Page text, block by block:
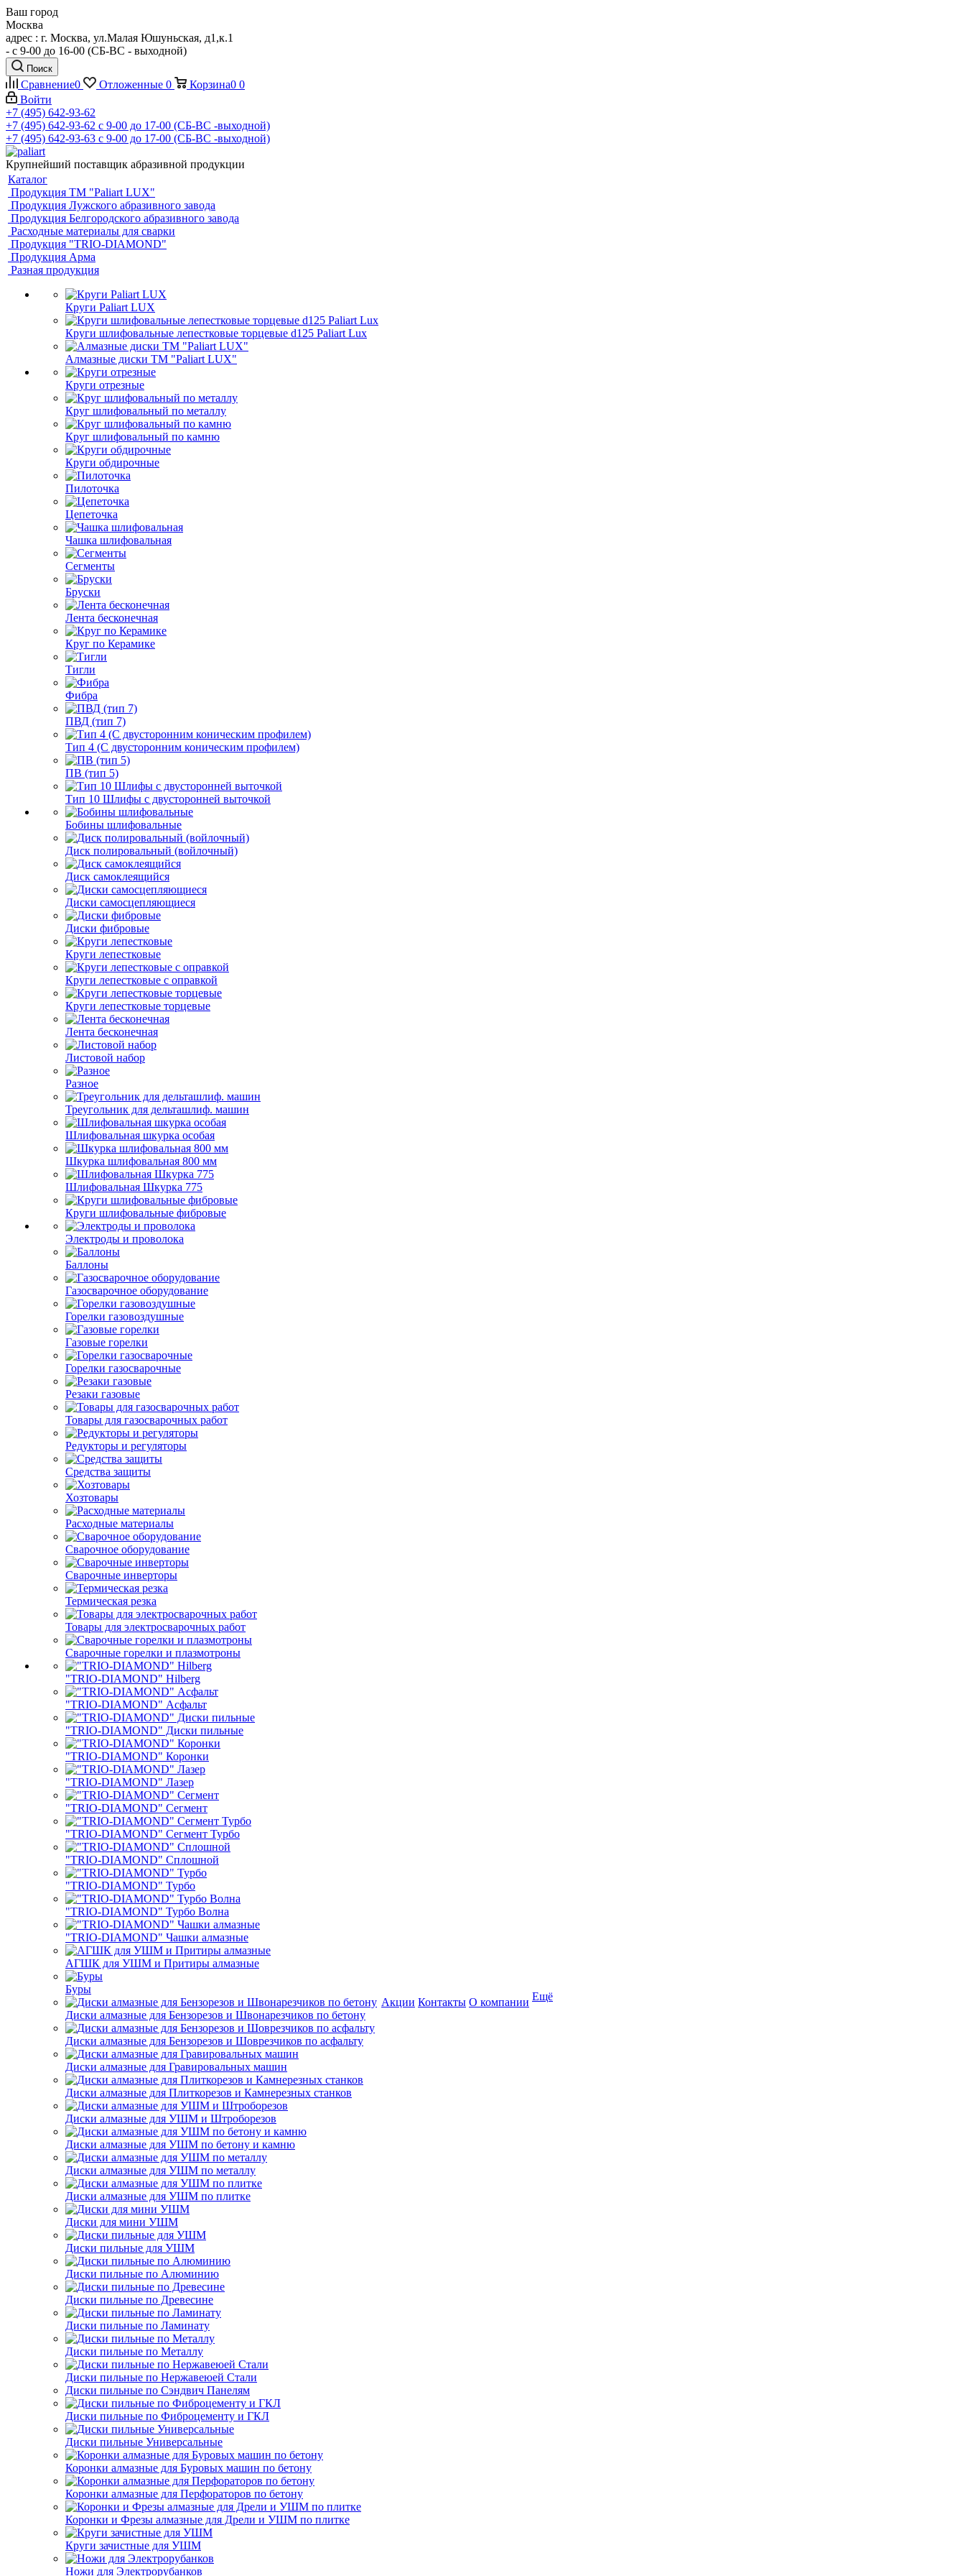
Ваш город
Москва
адрес : г. Москва, ул.Малая Юшуньская, д1,к.1
- c 9-00 до 16-00 (СБ-ВС - выходной)
Поиск
Сравнение0 Отложенные 0 Корзина0 0
Войти
+7 (495) 642-93-62
+7 (495) 642-93-62 c 9-00 до 17-00 (СБ-ВС -выходной)
+7 (495) 642-93-63 c 9-00 до 17-00 (СБ-ВС -выходной)
Крупнейший поставщик абразивной продукции
Каталог
Продукция ТМ "Paliart LUX"
Продукция Лужского абразивного завода
Продукция Белгородского абразивного завода
Расходные материалы для сварки
Продукция "TRIO-DIAMOND"
Продукция Арма
Разная продукция
Круги Paliart LUX
Круги шлифовальные лепестковые торцевые d125 Paliart Lux
Алмазные диски ТМ "Paliart LUX"
Круги отрезные
Круг шлифовальный по металлу
Круг шлифовальный по камню
Круги обдирочные
Пилоточка
Цепеточка
Чашка шлифовальная
Сегменты
Бруски
Лента бесконечная
Круг по Керамике
Тигли
Фибра
ПВД (тип 7)
Тип 4 (С двусторонним коническим профилем)
ПВ (тип 5)
Тип 10 Шлифы с двусторонней выточкой
Бобины шлифовальные
Диск полировальный (войлочный)
Диск самоклеящийся
Диски самосцепляющиеся
Диски фибровые
Круги лепестковые
Круги лепестковые с оправкой
Круги лепестковые торцевые
Лента бесконечная
Листовой набор
Разное
Треугольник для дельташлиф. машин
Шлифовальная шкурка особая
Шкурка шлифовальная 800 мм
Шлифовальная Шкурка 775
Круги шлифовальные фибровые
Электроды и проволока
Баллоны
Газосварочное оборудование
Горелки газовоздушные
Газовые горелки
Горелки газосварочные
Резаки газовые
Товары для газосварочных работ
Редукторы и регуляторы
Средства защиты
Хозтовары
Расходные материалы
Сварочное оборудование
Сварочные инверторы
Термическая резка
Товары для электросварочных работ
Сварочные горелки и плазмотроны
"TRIO-DIAMOND" Hilberg
"TRIO-DIAMOND" Асфальт
"TRIO-DIAMOND" Диски пильные
"TRIO-DIAMOND" Коронки
"TRIO-DIAMOND" Лазер
"TRIO-DIAMOND" Сегмент
"TRIO-DIAMOND" Сегмент Турбо
"TRIO-DIAMOND" Сплошной
"TRIO-DIAMOND" Турбо
"TRIO-DIAMOND" Турбо Волна
"TRIO-DIAMOND" Чашки алмазные
АГШК для УШМ и Притиры алмазные
Буры
Диски алмазные для Бензорезов и Швонарезчиков по бетону
Диски алмазные для Бензорезов и Шоврезчиков по асфальту
Диски алмазные для Гравировальных машин
Диски алмазные для Плиткорезов и Камнерезных станков
Диски алмазные для УШМ и Штроборезов
Диски алмазные для УШМ по бетону и камню
Диски алмазные для УШМ по металлу
Диски алмазные для УШМ по плитке
Диски для мини УШМ
Диски пильные для УШМ
Диски пильные по Алюминию
Диски пильные по Древесине
Диски пильные по Ламинату
Диски пильные по Металлу
Диски пильные по Нержавеюей Стали
Диски пильные по Сэндвич Панелям
Диски пильные по Фиброцементу и ГКЛ
Диски пильные Универсальные
Коронки алмазные для Буровых машин по бетону
Коронки алмазные для Перфораторов по бетону
Коронки и Фрезы алмазные для Дрели и УШМ по плитке
Круги зачистные для УШМ
Ножи для Электрорубанков
Акции Контакты О компании Ещё